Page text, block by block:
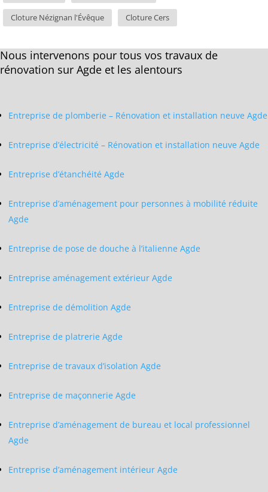
Cloture Nézignan l'Évêque Cloture Cers
Nous intervenons pour tous vos travaux de
rénovation sur Agde et les alentours
Entreprise de plomberie – Rénovation et installation neuve Agde
Entreprise d’électricité – Rénovation et installation neuve Agde
Entreprise d’étanchéité Agde
Entreprise d’aménagement pour personnes à mobilité réduite
Agde
Entreprise de pose de douche à l’italienne Agde
Entreprise aménagement extérieur Agde
Entreprise de démolition Agde
Entreprise de platrerie Agde
Entreprise de travaux d’isolation Agde
Entreprise de maçonnerie Agde
Entreprise d’aménagement de bureau et local professionnel
Agde
Entreprise d’aménagement intérieur Agde